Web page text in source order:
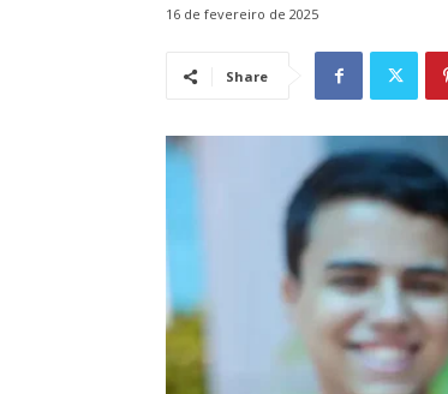
16 de fevereiro de 2025
Share